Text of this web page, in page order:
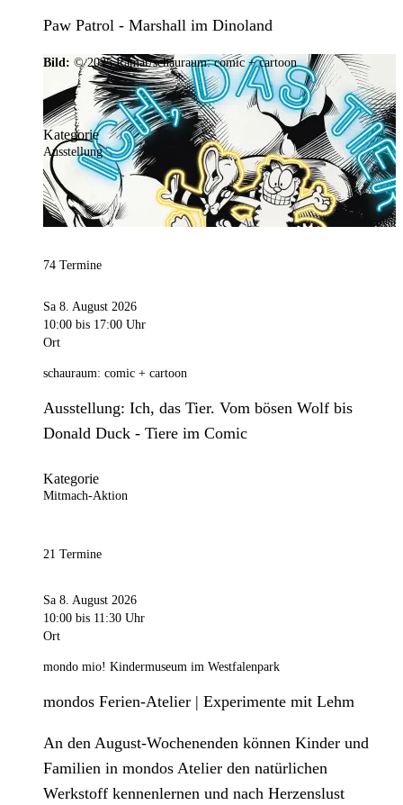
Paw Patrol - Marshall im Dinoland
Bild: © 2025 Ramar/schauraum: comic + cartoon
Kategorie
Ausstellung
74 Termine
Sa 8. August 2026
10:00 bis 17:00 Uhr
Ort
schauraum: comic + cartoon
Ausstellung: Ich, das Tier. Vom bösen Wolf bis
Donald Duck - Tiere im Comic
Kategorie
Mitmach-Aktion
21 Termine
Sa 8. August 2026
10:00 bis 11:30 Uhr
Ort
mondo mio! Kindermuseum im Westfalenpark
mondos Ferien-Atelier | Experimente mit Lehm
An den August-Wochenenden können Kinder und
Familien in mondos Atelier den natürlichen
Werkstoff kennenlernen und nach Herzenslust